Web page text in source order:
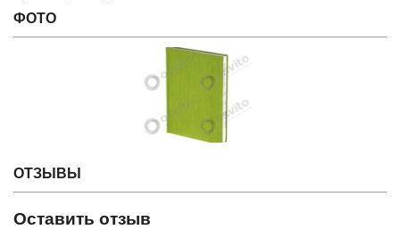
ФОТО
ОТЗЫВЫ
Оставить отзыв